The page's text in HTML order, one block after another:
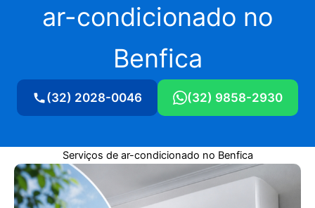
ar-condicionado no
Benfica
(32) 2028-0046 (32) 9858-2930
Serviços de ar-condicionado no Benfica